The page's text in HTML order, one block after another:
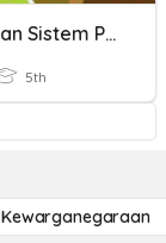
Organ Dan Sistem Pencernaan Manusia
5th
Kewarganegaraan